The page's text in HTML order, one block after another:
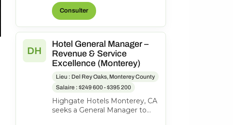
Downtowntime type: Full
timeposted on: Posted
Consulter
DH
Hotel General Manager –
Revenue & Service
Excellence (Monterey)
Lieu : Del Rey Oaks, Monterey County
Salaire : $249 600 - $395 200
Highgate Hotels Monterey, CA
seeks a General Manager to